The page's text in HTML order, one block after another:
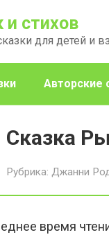
стихов
для детей и
Авторские
Сказка
Рубрика: Джанни
время